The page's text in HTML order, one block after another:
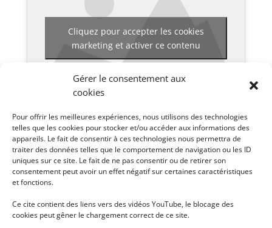
Gérer le consentement aux
cookies
Pour offrir les meilleures expériences, nous utilisons des technologies
telles que les cookies pour stocker et/ou accéder aux informations des
appareils. Le fait de consentir à ces technologies nous permettra de
traiter des données telles que le comportement de navigation ou les ID
uniques sur ce site. Le fait de ne pas consentir ou de retirer son
consentement peut avoir un effet négatif sur certaines caractéristiques
et fonctions.
Ce cite contient des liens vers des vidéos YouTube, le blocage des
cookies peut gêner le chargement correct de ce site.
Cliquez pour accepter les cookies
marketing et activer ce contenu
Pour voir les différentes vidéos disponibles pour ce
séminaire, cliquez en haut à droite sur
.